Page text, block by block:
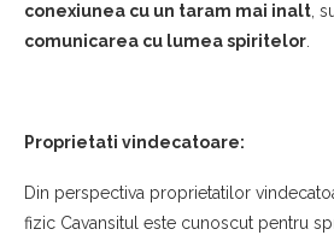
conexiunea cu un taram mai inalt ,
comunicarea cu lumea spiritelor
Proprietati vindecatoare:
Din perspectiva proprietatilor
fizic Cavansitul este cunoscut pentru